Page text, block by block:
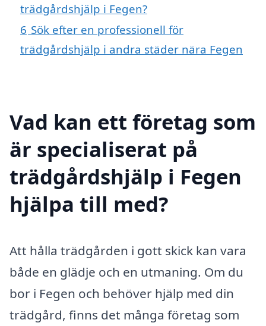
trädgårdshjälp i Fegen?
6 Sök efter en professionell för
trädgårdshjälp i andra städer nära Fegen
Vad kan ett företag som
är specialiserat på
trädgårdshjälp i Fegen
hjälpa till med?
Att hålla trädgården i gott skick kan vara
både en glädje och en utmaning. Om du
bor i Fegen och behöver hjälp med din
trädgård, finns det många företag som